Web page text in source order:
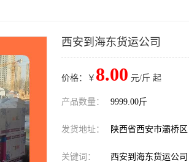
西安到海东货运公司
价格：￥ 8.00 元/斤 起
产品数量： 9999.00斤
发货地址： 陕西省西安市灞桥区
关键词： 西安到海东货运公司